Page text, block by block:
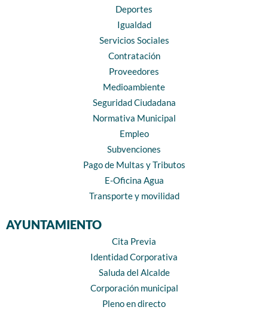
Deportes
Igualdad
Servicios Sociales
Contratación
Proveedores
Medioambiente
Seguridad Ciudadana
Normativa Municipal
Empleo
Subvenciones
Pago de Multas y Tributos
E-Oficina Agua
Transporte y movilidad
AYUNTAMIENTO
Cita Previa
Identidad Corporativa
Saluda del Alcalde
Corporación municipal
Pleno en directo